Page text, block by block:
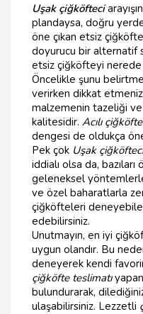
Uşak çiğköfteci
plandaysa, doğru
öne çıkan etsiz
doyurucu bir alternatif
etsiz çiğköfteyi nerede
Öncelikle şunu
verirken dikkat
malzemenin tazeliği ve
kalitesidir. Acılı çiğköfte
dengesi de oldukça
Pek çok Uşak çiğköfteci
iddialı olsa da, bazıları
geleneksel
ve özel baharatlarla
çiğköfteleri
edebilirsiniz.
Unutmayın, en iyi
uygun olandır. Bu
deneyerek kendi
çiğköfte teslimatı
bulundurarak,
ulaşabilirsiniz. Lezzetli